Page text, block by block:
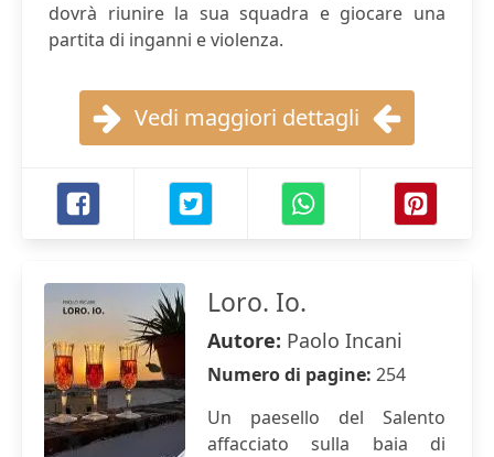
dovrà riunire la sua squadra e giocare una
partita di inganni e violenza.
Vedi maggiori dettagli
Loro. Io.
Autore: Paolo Incani
Numero di pagine: 254
Un paesello del Salento
affacciato sulla baia di